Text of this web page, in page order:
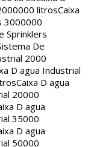
litrosCaixa
3000000
Sprinklers
De
2000
D agua Industrial
Caixa D agua
20000
D agua
35000
D agua
50000